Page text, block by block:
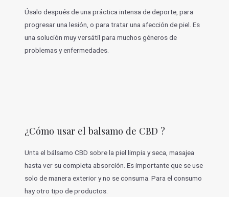
Úsalo después de una práctica intensa de deporte, para
progresar una lesión, o para tratar una afección de piel. Es
una solución muy versátil para muchos géneros de
problemas y enfermedades.
¿Cómo usar el balsamo de CBD ?
Unta el bálsamo CBD sobre la piel limpia y seca, masajea
hasta ver su completa absorción. Es importante que se use
solo de manera exterior y no se consuma. Para el consumo
hay otro tipo de productos.